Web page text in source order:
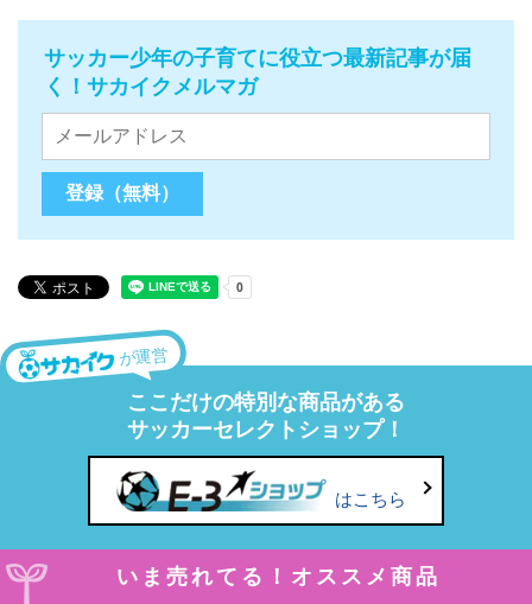
サッカー少年の子育てに役立つ最新記事が届
く！サカイクメルマガ
が運営
ここだけの特別な商品がある
サッカーセレクトショップ！
はこちら
いま売れてる！オススメ商品